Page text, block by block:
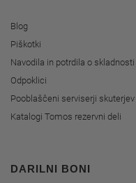
Blog
Piškotki
Navodila in potrdila o skladnosti
Odpoklici
Pooblaščeni serviserji skuterjev
Katalogi Tomos rezervni deli
DARILNI BONI